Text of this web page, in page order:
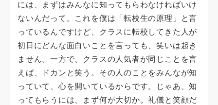
には、まずはみんなに知ってもらわなければいけ
ないんだって。これを僕は「転校生の原理」と言
っているんですけど、クラスに転校してきた人が
初日にどんな面白いことを言っても、笑いは起き
ません。一方で、クラスの人気者が同じことを言
えば、ドカンと笑う。その人のことをみんなが知
っていて、心を開いているからです。じゃあ、知
ってもらうには、まず何が大切か。礼儀と笑顔だ